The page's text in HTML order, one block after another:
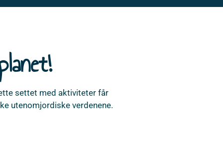
settet med aktiviteter får
utenomjordiske verdenene.